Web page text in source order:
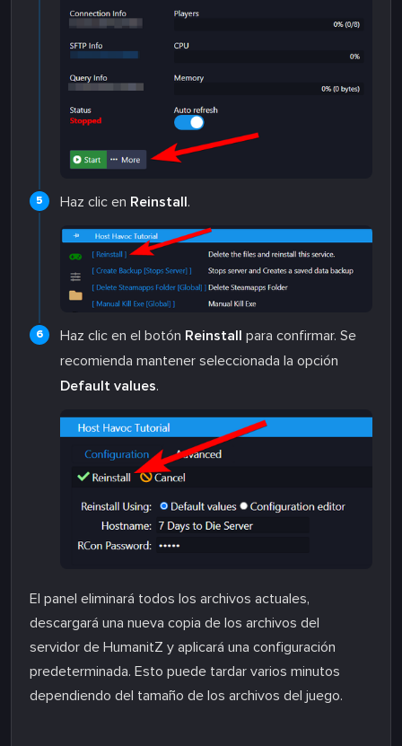
Haz clic en Reinstall.
Haz clic en el botón Reinstall para confirmar. Se
recomienda mantener seleccionada la opción
Default values.
El panel eliminará todos los archivos actuales,
descargará una nueva copia de los archivos del
servidor de HumanitZ y aplicará una configuración
predeterminada. Esto puede tardar varios minutos
dependiendo del tamaño de los archivos del juego.